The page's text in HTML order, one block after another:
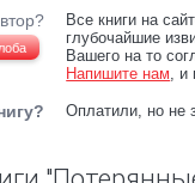
Все книги на
глубочайшие
Вашего на то
Напишите нам, и
Оплатили, но не